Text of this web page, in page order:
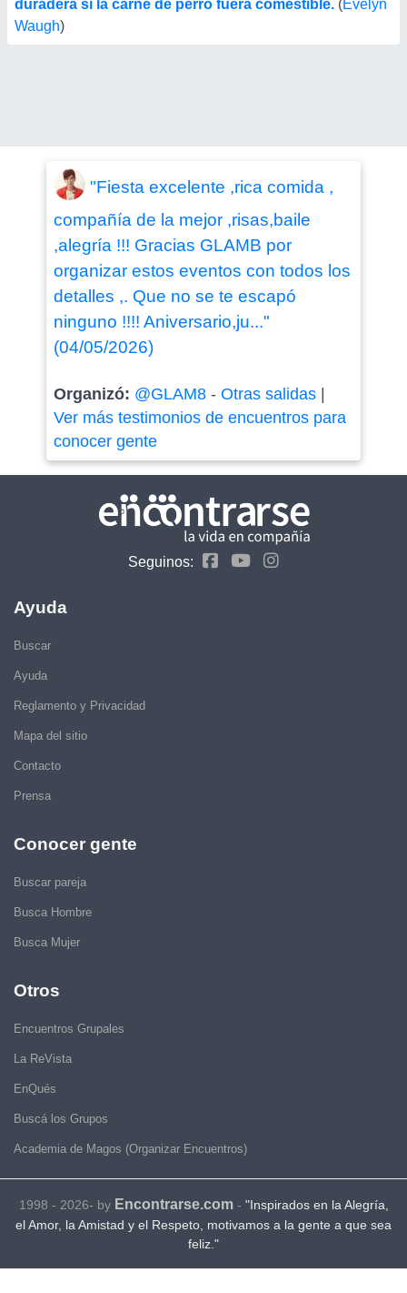
duradera si la carne de perro fuera comestible. (Evelyn
Waugh)
"Fiesta excelente ,rica comida ,
compañía de la mejor ,risas,baile
,alegría !!! Gracias GLAMB por
organizar estos eventos con todos los
detalles ,. Que no se te escapó
ninguno !!!! Aniversario,ju..."
(04/05/2026)
Organizó: @GLAM8- Otras salidas|
Ver más testimonios de encuentros para
conocer gente
Seguinos:
Ayuda
Buscar
Ayuda
Reglamento y Privacidad
Mapa del sitio
Contacto
Prensa
Conocer gente
Buscar pareja
Busca Hombre
Busca Mujer
Otros
Encuentros Grupales
La ReVista
EnQués
Buscá los Grupos
Academia de Magos (Organizar Encuentros)
1998 - 2026- by Encontrarse.com- "Inspirados en la Alegría,
el Amor, la Amistad y el Respeto, motivamos a la gente a que sea
feliz."